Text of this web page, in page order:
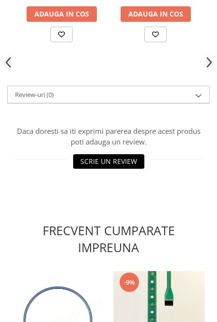
ADAUGA IN COS ADAUGA IN COS
Review-uri(0)
Daca doresti sa iti exprimi parerea despre acest produs
poti adauga un review.
SCRIE UN REVIEW
FRECVENT CUMPARATE
IMPREUNA
-9%